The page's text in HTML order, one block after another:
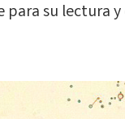
su lectura y